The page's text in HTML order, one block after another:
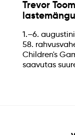
Trevor
1.–6.
58.
Children's
saavutas